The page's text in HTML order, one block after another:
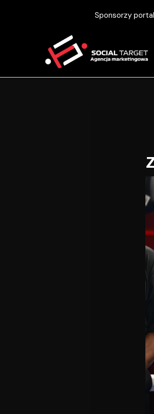
Sponsorzy
navigation